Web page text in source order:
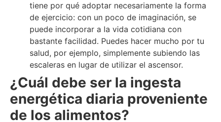
tiene por qué adoptar necesariamente la forma
de ejercicio: con un poco de imaginación, se
puede incorporar a la vida cotidiana con
bastante facilidad. Puedes hacer mucho por tu
salud, por ejemplo, simplemente subiendo las
escaleras en lugar de utilizar el ascensor.
¿Cuál debe ser la ingesta
energética diaria proveniente
de los alimentos?